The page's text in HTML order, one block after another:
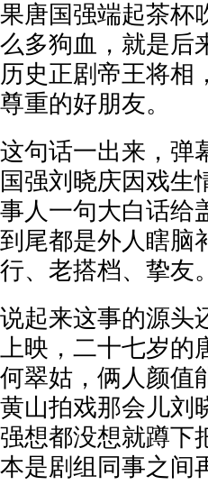
果唐国强端起茶杯
么多狗血，就是后
历史正剧帝王将相
尊重的好朋友。
这句话一出来，弹
国强刘晓庆因戏生
事人一句大白话给
到尾都是外人瞎脑
行、老搭档、挚友。
说起来这事的源头
上映，二十七岁的
何翠姑，俩人颜值
黄山拍戏那会儿刘
强想都没想就蹲下
本是剧组同事之间